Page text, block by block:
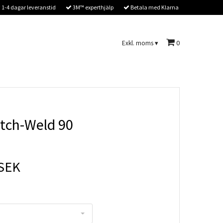
1-4 dagar leveranstid 3M™ experthjälp Betala med Klarna
Exkl. moms ▾ 0
Weld 90